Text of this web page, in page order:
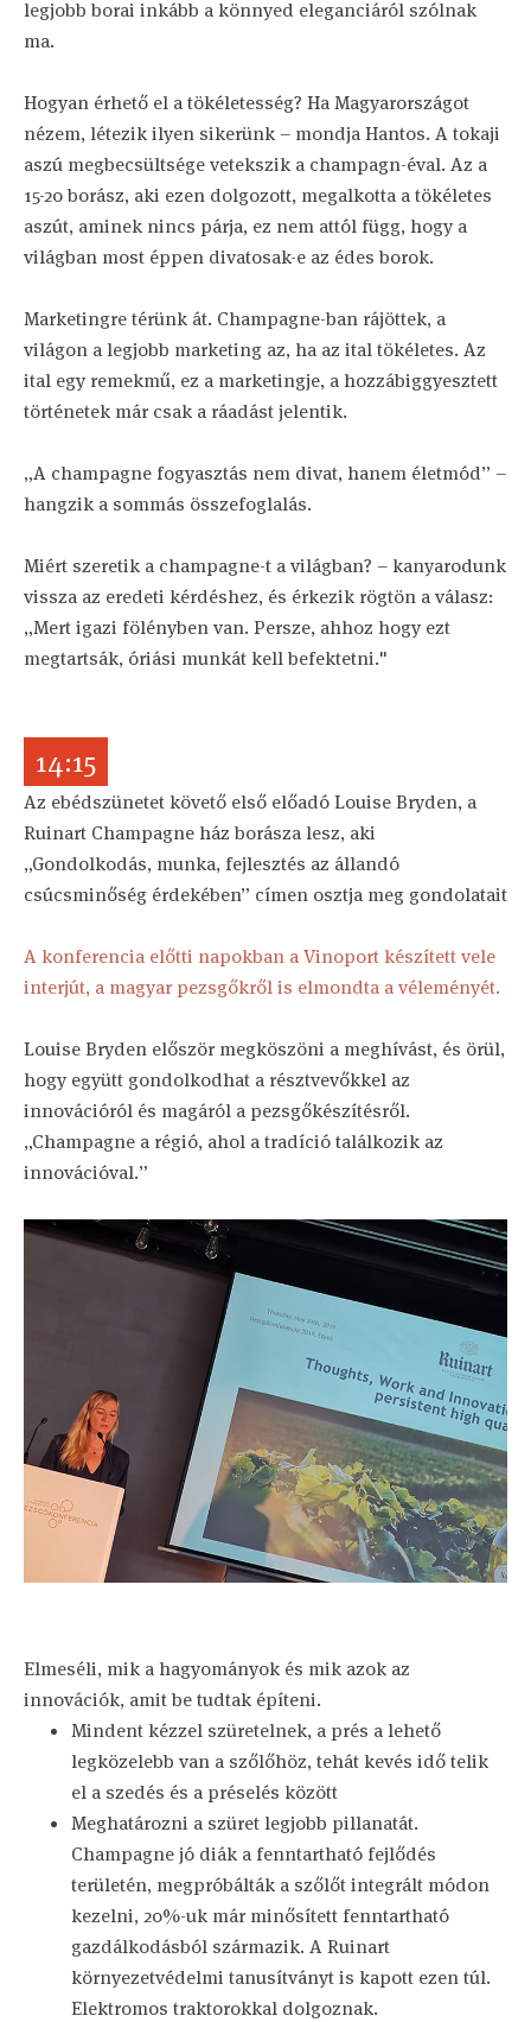
legjobb borai inkább a könnyed eleganciáról szólnak
ma.
Hogyan érhető el a tökéletesség? Ha Magyarországot
nézem, létezik ilyen sikerünk – mondja Hantos. A tokaji
aszú megbecsültsége vetekszik a champagn-éval. Az a
15-20 borász, aki ezen dolgozott, megalkotta a tökéletes
aszút, aminek nincs párja, ez nem attól függ, hogy a
világban most éppen divatosak-e az édes borok.
Marketingre térünk át. Champagne-ban rájöttek, a
világon a legjobb marketing az, ha az ital tökéletes. Az
ital egy remekmű, ez a marketingje, a hozzábiggyesztett
történetek már csak a ráadást jelentik.
„A champagne fogyasztás nem divat, hanem életmód” –
hangzik a sommás összefoglalás.
Miért szeretik a champagne-t a világban? – kanyarodunk
vissza az eredeti kérdéshez, és érkezik rögtön a válasz:
„Mert igazi fölényben van. Persze, ahhoz hogy ezt
megtartsák, óriási munkát kell befektetni."
14:15
Az ebédszünetet követő első előadó Louise Bryden, a
Ruinart Champagne ház borásza lesz, aki
„Gondolkodás, munka, fejlesztés az állandó
csúcsminőség érdekében” címen osztja meg gondolatait
A konferencia előtti napokban a Vinoport készített vele
interjút, a magyar pezsgőkről is elmondta a véleményét.
Louise Bryden először megköszöni a meghívást, és örül,
hogy együtt gondolkodhat a résztvevőkkel az
innovációról és magáról a pezsgőkészítésről.
„Champagne a régió, ahol a tradíció találkozik az
innovációval.”
Elmeséli, mik a hagyományok és mik azok az
innovációk, amit be tudtak építeni.
Mindent kézzel szüretelnek, a prés a lehető
legközelebb van a szőlőhöz, tehát kevés idő telik
el a szedés és a préselés között
Meghatározni a szüret legjobb pillanatát.
Champagne jó diák a fenntartható fejlődés
területén, megpróbálták a szőlőt integrált módon
kezelni, 20%-uk már minősített fenntartható
gazdálkodásból származik. A Ruinart
környezetvédelmi tanusítványt is kapott ezen túl.
Elektromos traktorokkal dolgoznak.